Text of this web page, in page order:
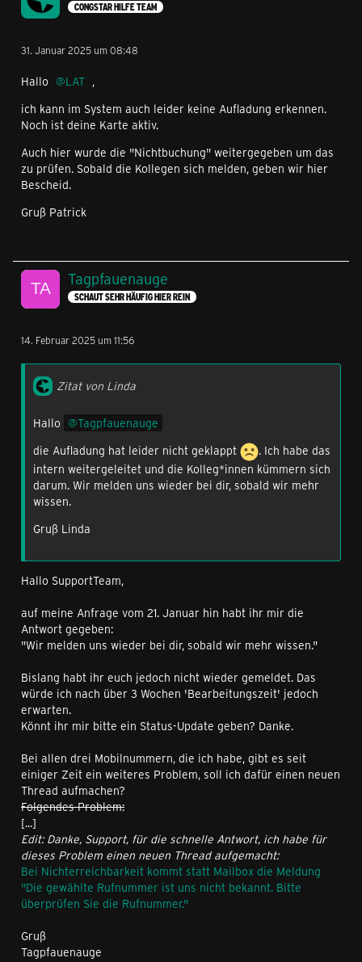
CONGSTAR HILFE TEAM
31. Januar 2025 um 08:48
Hallo LAT ,
ich kann im System auch leider keine Aufladung erkennen.
Noch ist deine Karte aktiv.
Auch hier wurde die "Nichtbuchung" weitergegeben um das
zu prüfen. Sobald die Kollegen sich melden, geben wir hier
Bescheid.
Gruß Patrick
Tagpfauenauge
SCHAUT SEHR HÄUFIG HIER REIN
14. Februar 2025 um 11:56
Zitat von Linda
Hallo
Tagpfauenauge
die Aufladung hat leider nicht geklappt
. Ich habe das
intern weitergeleitet und die Kolleg*innen kümmern sich
darum. Wir melden uns wieder bei dir, sobald wir mehr
wissen.
Gruß Linda
Hallo SupportTeam,
auf meine Anfrage vom 21. Januar hin habt ihr mir die
Antwort gegeben:
"Wir melden uns wieder bei dir, sobald wir mehr wissen."
Bislang habt ihr euch jedoch nicht wieder gemeldet. Das
würde ich nach über 3 Wochen 'Bearbeitungszeit' jedoch
erwarten.
Könnt ihr mir bitte ein Status-Update geben? Danke.
Bei allen drei Mobilnummern, die ich habe, gibt es seit
einiger Zeit ein weiteres Problem, soll ich dafür einen neuen
Thread aufmachen?
Folgendes Problem:
[...]
Edit: Danke, Support, für die schnelle Antwort, ich habe für
dieses Problem einen neuen Thread aufgemacht:
Bei Nichterreichbarkeit kommt statt Mailbox die Meldung
"Die gewählte Rufnummer ist uns nicht bekannt. Bitte
überprüfen Sie die Rufnummer."
Gruß
Tagpfauenauge